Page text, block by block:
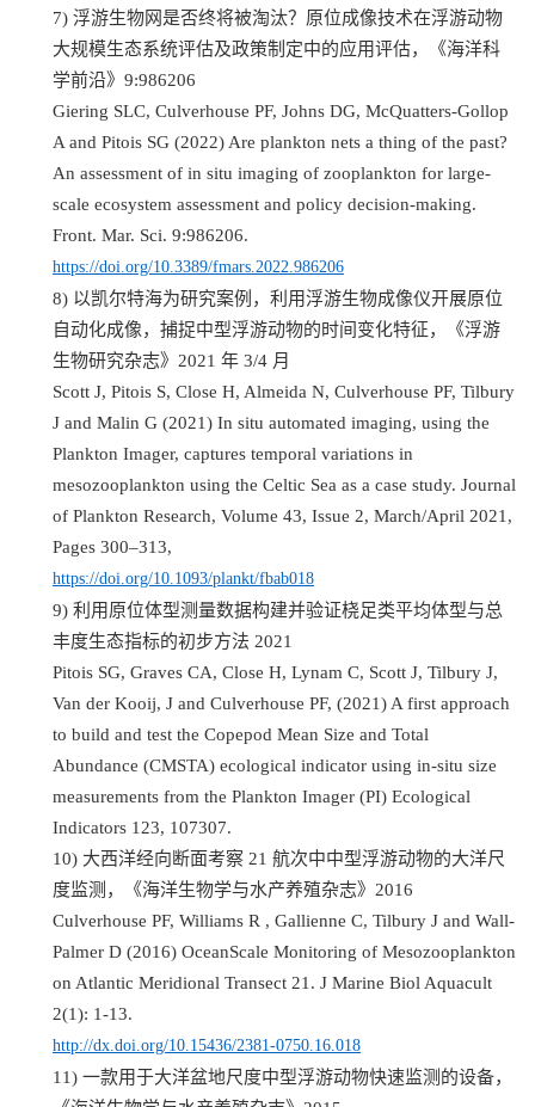
7) 浮游生物网是否终将被淘汰？原位成像技术在浮游动物
大规模生态系统评估及政策制定中的应用评估，《海洋科
学前沿》 9:986206
Giering SLC, Culverhouse PF, Johns DG, McQuatters-Gollop
A and Pitois SG (2022) Are plankton nets a thing of the past?
An assessment of in situ imaging of zooplankton for large-
scale ecosystem assessment and policy decision-making.
Front. Mar. Sci. 9:986206.
https://doi.org/10.3389/fmars.2022.986206
8) 以凯尔特海为研究案例，利用浮游生物成像仪开展原位
自动化成像，捕捉中型浮游动物的时间变化特征，《浮游
生物研究杂志》 2021 年 3/4 月
Scott J, Pitois S, Close H, Almeida N, Culverhouse PF, Tilbury
J and Malin G (2021) In situ automated imaging, using the
Plankton Imager, captures temporal variations in
mesozooplankton using the Celtic Sea as a case study. Journal
of Plankton Research, Volume 43, Issue 2, March/April 2021,
Pages 300–313,
https://doi.org/10.1093/plankt/fbab018
9) 利用原位体型测量数据构建并验证桡足类平均体型与总
丰度生态指标的初步方法 2021
Pitois SG, Graves CA, Close H, Lynam C, Scott J, Tilbury J,
Van der Kooij, J and Culverhouse PF, (2021) A first approach
to build and test the Copepod Mean Size and Total
Abundance (CMSTA) ecological indicator using in-situ size
measurements from the Plankton Imager (PI) Ecological
Indicators 123, 107307.
10) 大西洋经向断面考察 21 航次中中型浮游动物的大洋尺
度监测，《海洋生物学与水产养殖杂志》 2016
Culverhouse PF, Williams R , Gallienne C, Tilbury J and Wall-
Palmer D (2016) OceanScale Monitoring of Mesozooplankton
on Atlantic Meridional Transect 21. J Marine Biol Aquacult
2(1): 1-13.
http://dx.doi.org/10.15436/2381-0750.16.018
11) 一款用于大洋盆地尺度中型浮游动物快速监测的设备，